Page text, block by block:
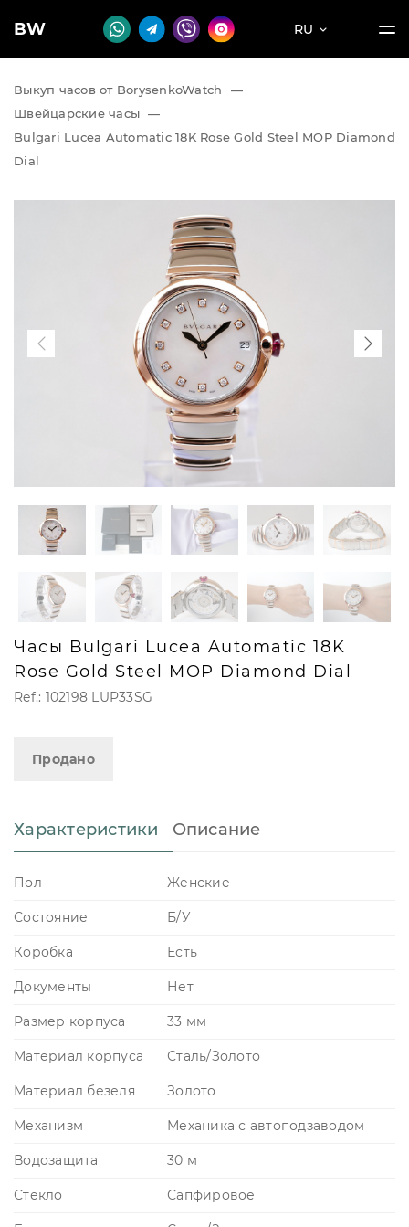
BW RU
Выкуп часов от BorysenkoWatch
—
Швейцарские часы —
Bulgari Lucea Automatic 18K Rose Gold Steel MOP Diamond
Dial
Часы Bulgari Lucea Automatic 18K
Rose Gold Steel MOP Diamond Dial
Ref.: 102198 LUP33SG
Продано
Характеристики Описание
Пол Женские
Состояние Б/У
Коробка Есть
Документы Нет
Размер корпуса 33 мм
Материал корпуса Сталь/Золото
Материал безеля Золото
Механизм Механика с автоподзаводом
Водозащита 30 м
Стекло Сапфировое